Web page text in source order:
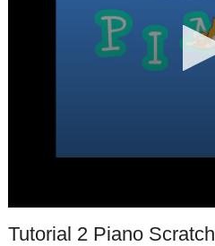
Tutorial 2 Piano Scratch